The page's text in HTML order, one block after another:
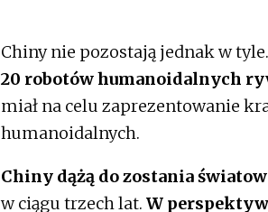
Chiny nie pozostają jednak w
20 robotów humanoidalnych
miał na celu zaprezentowanie
humanoidalnych.
Chiny dążą do zostania
w ciągu trzech lat. W